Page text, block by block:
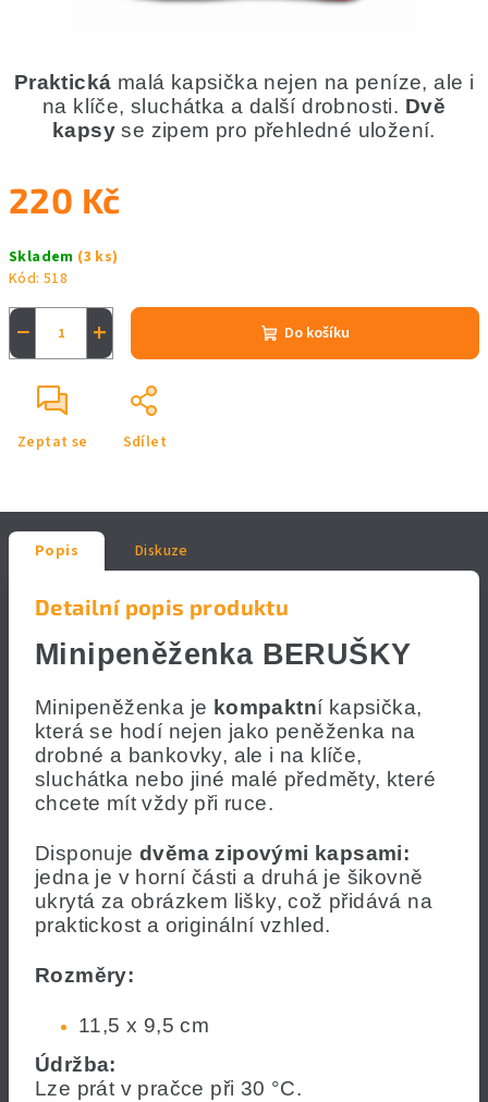
Praktická malá kapsička nejen na peníze, ale i
na klíče, sluchátka a další drobnosti. Dvě
kapsy se zipem pro přehledné uložení.
220 Kč
cena:
Skladem (3 ks)
Kód: 518
+
− Do košíku
Zeptat se Sdílet
Popis Diskuze
Detailní popis produktu
Minipeněženka BERUŠKY
Minipeněženka je kompaktní kapsička,
která se hodí nejen jako peněženka na
drobné a bankovky, ale i na klíče,
sluchátka nebo jiné malé předměty, které
chcete mít vždy při ruce.
Disponuje dvěma zipovými kapsami:
jedna je v horní části a druhá je šikovně
ukrytá za obrázkem lišky, což přidává na
praktickost a originální vzhled.
Rozměry:
11,5 x 9,5 cm
Údržba:
Lze prát v pračce při 30 °C.